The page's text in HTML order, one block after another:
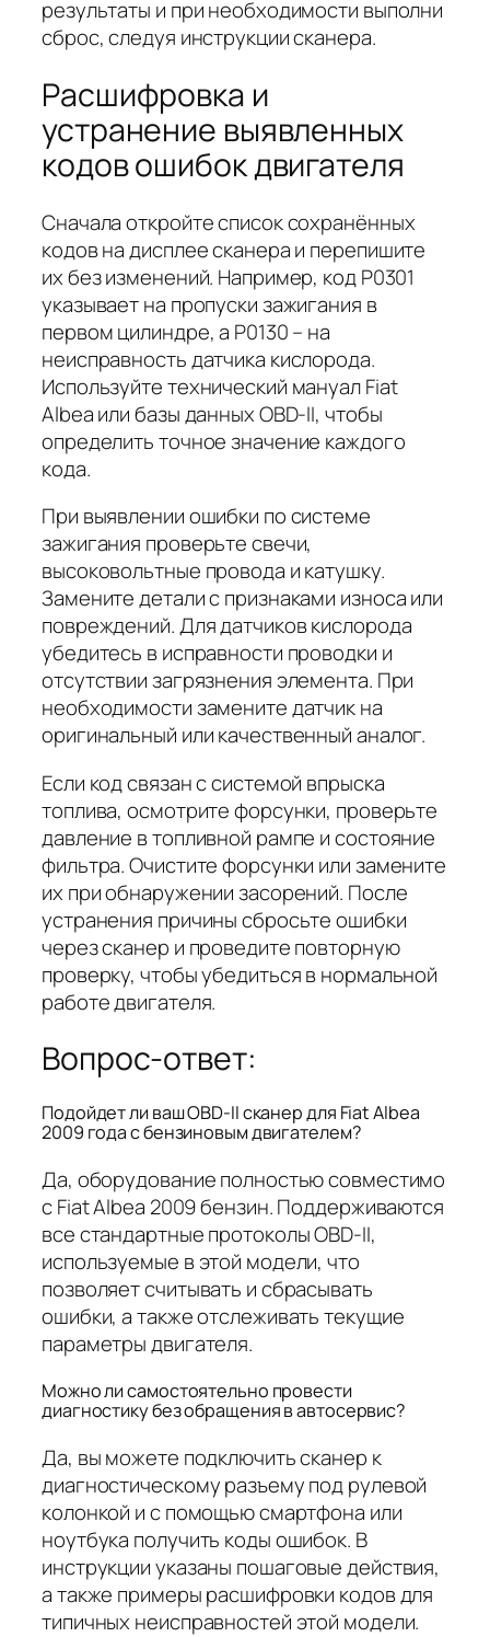
результаты и при необходимости выполни
сброс, следуя инструкции сканера.
Расшифровка и
устранение выявленных
кодов ошибок двигателя
Сначала откройте список сохранённых
кодов на дисплее сканера и перепишите
их без изменений. Например, код P0301
указывает на пропуски зажигания в
первом цилиндре, а P0130 – на
неисправность датчика кислорода.
Используйте технический мануал Fiat
Albea или базы данных OBD-II, чтобы
определить точное значение каждого
кода.
При выявлении ошибки по системе
зажигания проверьте свечи,
высоковольтные провода и катушку.
Замените детали с признаками износа или
повреждений. Для датчиков кислорода
убедитесь в исправности проводки и
отсутствии загрязнения элемента. При
необходимости замените датчик на
оригинальный или качественный аналог.
Если код связан с системой впрыска
топлива, осмотрите форсунки, проверьте
давление в топливной рампе и состояние
фильтра. Очистите форсунки или замените
их при обнаружении засорений. После
устранения причины сбросьте ошибки
через сканер и проведите повторную
проверку, чтобы убедиться в нормальной
работе двигателя.
Вопрос-ответ:
Подойдет ли ваш OBD-II сканер для Fiat Albea
2009 года с бензиновым двигателем?
Да, оборудование полностью совместимо
с Fiat Albea 2009 бензин. Поддерживаются
все стандартные протоколы OBD-II,
используемые в этой модели, что
позволяет считывать и сбрасывать
ошибки, а также отслеживать текущие
параметры двигателя.
Можно ли самостоятельно провести
диагностику без обращения в автосервис?
Да, вы можете подключить сканер к
диагностическому разъему под рулевой
колонкой и с помощью смартфона или
ноутбука получить коды ошибок. В
инструкции указаны пошаговые действия,
а также примеры расшифровки кодов для
типичных неисправностей этой модели.